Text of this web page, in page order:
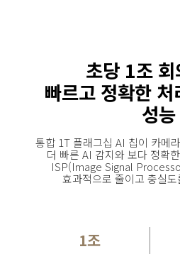
초당 1조
빠르고 정확한
성능
통합 1T 플래그십 AI 칩이 카메
더 빠른 AI 감지와 보다 정확
ISP(Image Signal
효과적으로 줄이고 충실
1조